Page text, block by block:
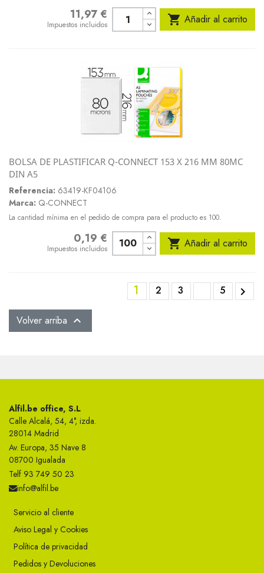
11,97 €
Impuestos incluidos  Añadir al carrito
BOLSA DE PLASTIFICAR Q-CONNECT 153 X 216 MM 80MC
DIN A5
Referencia: 63419-KF04106
Marca: Q-CONNECT
La cantidad mínima en el pedido de compra para el producto es 100.
0,19 €
Impuestos incluidos  Añadir al carrito
1 2 3 5 
Volver arriba 
Alfil.be office, S.L
Calle Alcalá, 54, 4°, izda.
28014 Madrid
Av. Europa, 35 Nave 8
08700 Igualada
Telf 93 749 50 23
info@alfil.be
Servicio al cliente
Aviso Legal y Cookies
Política de privacidad
Pedidos y Devoluciones